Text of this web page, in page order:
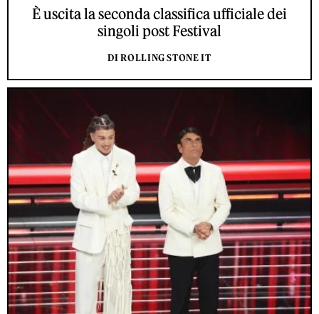
È uscita la seconda classifica ufficiale dei
singoli post Festival
DI ROLLING STONE IT